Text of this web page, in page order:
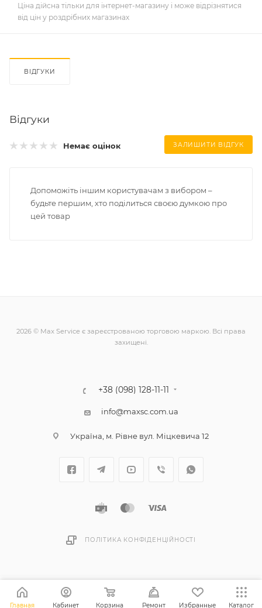
Ціна дійсна тільки для інтернет-магазину і може відрізнятися
від цін у роздрібних магазинах
ВІДГУКИ
Відгуки
Немає оцінок ЗАЛИШИТИ ВІДГУК
Допоможіть іншим користувачам з вибором –
будьте першим, хто поділиться своєю думкою про
цей товар
2026 © Max Service є зареєстрованою торговою маркою. Всі права
захищені.
+38 (098) 128-11-11
info@maxsc.com.ua
Українa, м. Рівне вул. Міцкевича 12
ПОЛІТИКА КОНФІДЕНЦІЙНОСТІ
Главная Кабинет Корзина Ремонт Избранные Каталог